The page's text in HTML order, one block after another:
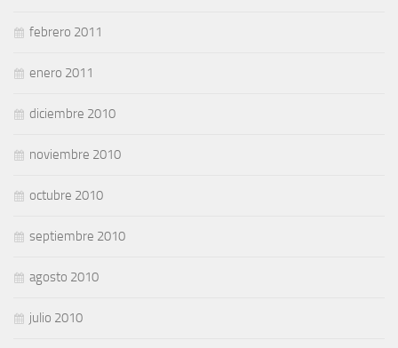
febrero 2011
enero 2011
diciembre 2010
noviembre 2010
octubre 2010
septiembre 2010
agosto 2010
julio 2010